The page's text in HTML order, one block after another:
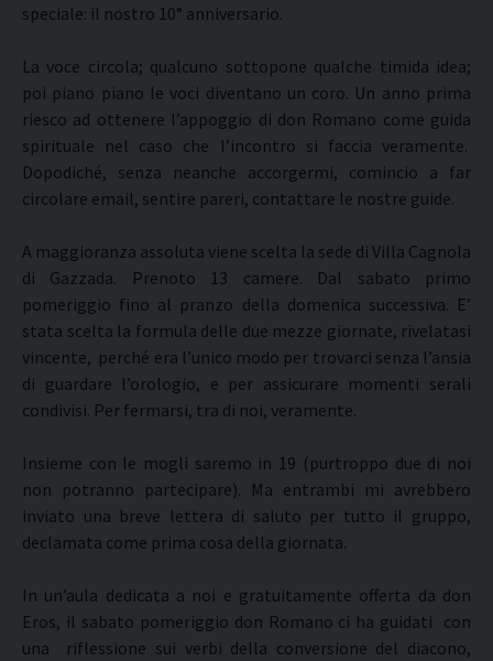
speciale: il nostro 10° anniversario.
La voce circola; qualcuno sottopone qualche timida idea;
poi piano piano le voci diventano un coro. Un anno prima
riesco ad ottenere l’appoggio di don Romano come guida
spirituale nel caso che l’incontro si faccia veramente.
Dopodiché, senza neanche accorgermi, comincio a far
circolare email, sentire pareri, contattare le nostre guide.
A maggioranza assoluta viene scelta la sede di Villa Cagnola
di Gazzada. Prenoto 13 camere. Dal sabato primo
pomeriggio fino al pranzo della domenica successiva. E’
stata scelta la formula delle due mezze giornate, rivelatasi
vincente, perché era l’unico modo per trovarci senza l’ansia
di guardare l’orologio, e per assicurare momenti serali
condivisi. Per fermarsi, tra di noi, veramente.
Insieme con le mogli saremo in 19 (purtroppo due di noi
non potranno partecipare). Ma entrambi mi avrebbero
inviato una breve lettera di saluto per tutto il gruppo,
declamata come prima cosa della giornata.
In un’aula dedicata a noi e gratuitamente offerta da don
Eros, il sabato pomeriggio don Romano ci ha guidati con
una riflessione sui verbi della conversione del diacono,